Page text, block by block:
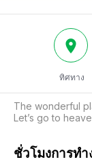
ทิศทาง
The wonderful
Let’s go to
ชั่วโมงการทำ